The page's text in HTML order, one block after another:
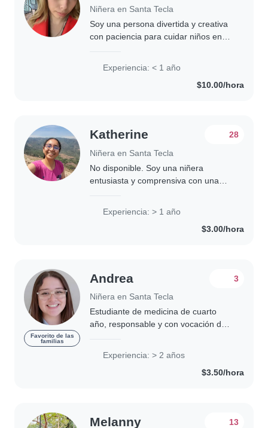
Niñera en Santa Tecla
Soy una persona divertida y creativa
con paciencia para cuidar niños en
Me siento cómoda con mascotas y
Experiencia: < 1 año
$10.00/hora
Katherine
Niñera en Santa Tecla
28
No disponible. Soy una niñera
entusiasta y comprensiva con una
trabajando con bebés, niños
Experiencia: > 1 año
$3.00/hora
Favorito de las
familias
Andrea
Niñera en Santa Tecla
3
Estudiante de medicina de cuarto
año, responsable y con vocación de
paciente, atenta y empática con los
Experiencia: > 2 años
$3.50/hora
Melanny 13